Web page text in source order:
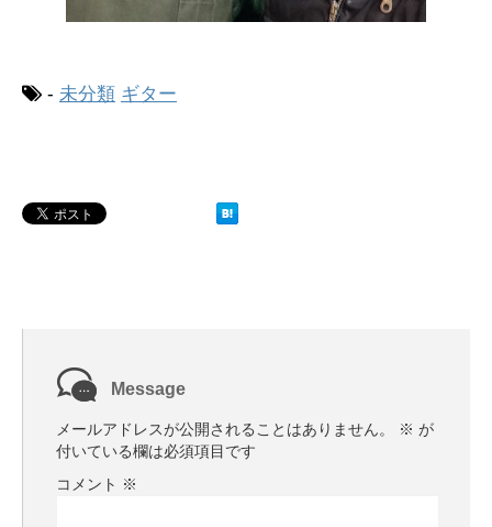
- 未分類 ギター
Message
メールアドレスが公開されることはありません。 ※ が
付いている欄は必須項目です
コメント ※